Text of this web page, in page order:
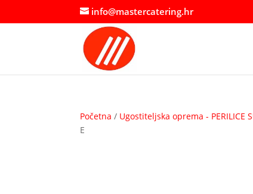
info@mastercatering.hr
Početna / Ugostiteljska oprema - PERILICE
E